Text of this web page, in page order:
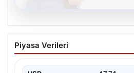
08.08.2026
Kelebek.Org İle Sanal
Adresi Ve Sohbet
oluşturması büyük bir
Piyasa Verileri